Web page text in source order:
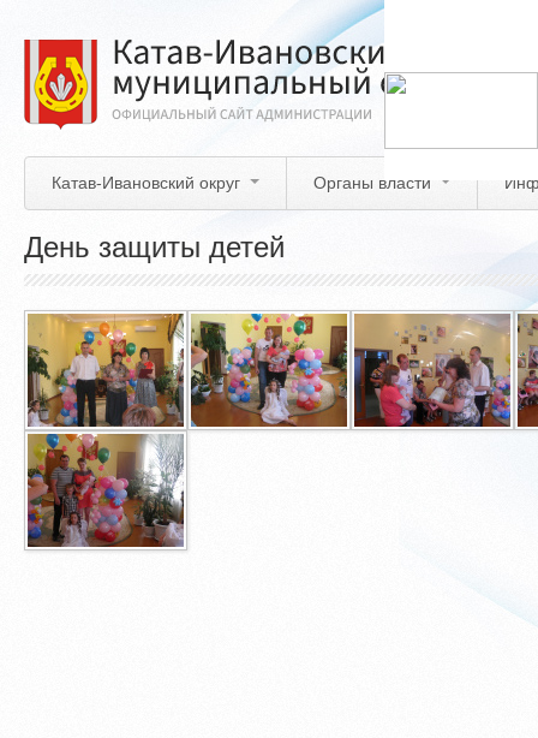
основному
содержанию
Катав-Ивановский округ Органы власти
День защиты детей